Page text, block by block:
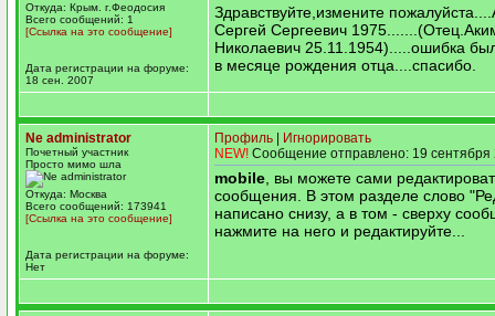
Откуда: Крым. г.Феодосия
Всего сообщений: 1
[Ссылка на это сообщение]
Дата регистрации на форуме:
18 сен. 2007
Здравствуйте,измените
Сергей Сергеевич
Николаевич 25.11.1954).....ошибка
в месяце рождения отца....спасибо.
Ne administrator
Почетный участник
Просто мимо шла
Откуда: Москва
Всего сообщений: 173941
[Ссылка на это сообщение]
Дата регистрации на форуме:
Нет
Профиль
Игнорировать
NEW! Сообщение отправлено: 19 сентября
mobile , вы можете сами
сообщения. В этом разделе слово
написано снизу, а в том - сверху
нажмите на него и редактируйте...